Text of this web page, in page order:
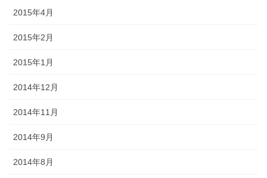
2015年4月
2015年2月
2015年1月
2014年12月
2014年11月
2014年9月
2014年8月